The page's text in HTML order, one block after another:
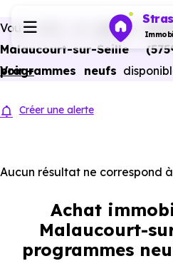
Investir
Actualités
Vous avez un
projet
Malaucourt-sur-Seille
programmes neufs
frais d’agence.
à Malaucourt-sur-Seille
dans certains cas, frais
performances énergétiques,
Voir +
Créer une alerte
Aucun résultat ne correspond
Achat
Malaucourt-
programmes